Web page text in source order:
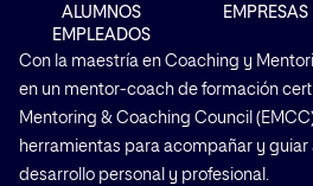
ALUMNOS
EMPLEADOS
EMPRESAS
Con la maestría en Coaching y
en un mentor-coach de formación
Mentoring & Coaching Council
herramientas para acompañar y guiar
desarrollo personal y profesional.